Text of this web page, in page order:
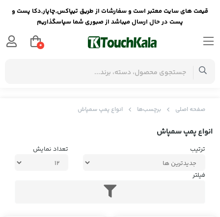
صفحه اصلی برچسب‌ها انواع پمپ سمپاش
انواع پمپ سمپاش
ترتیب تعداد نمایش
فیلتر
قیمت های سایت معتبر است و سفارشات از طریق تیپاکس,چاپار,دکا پست و
پست در حال ارسال میباشد از صبوری شما سپاسگذاریم
0